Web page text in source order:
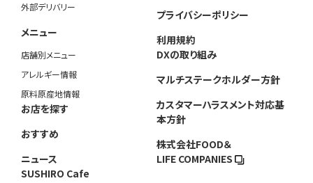
外部デリバリー
メニュー
店舗別メニュー
アレルギー情報
原料原産地情報
お店を探す
おすすめ
ニュース
SUSHIRO Cafe
プライバシーポリシー
利用規約
DXの取り組み
マルチステークホルダー方針
カスタマーハラスメント対応基
本方針
株式会社FOOD＆
LIFE COMPANIES